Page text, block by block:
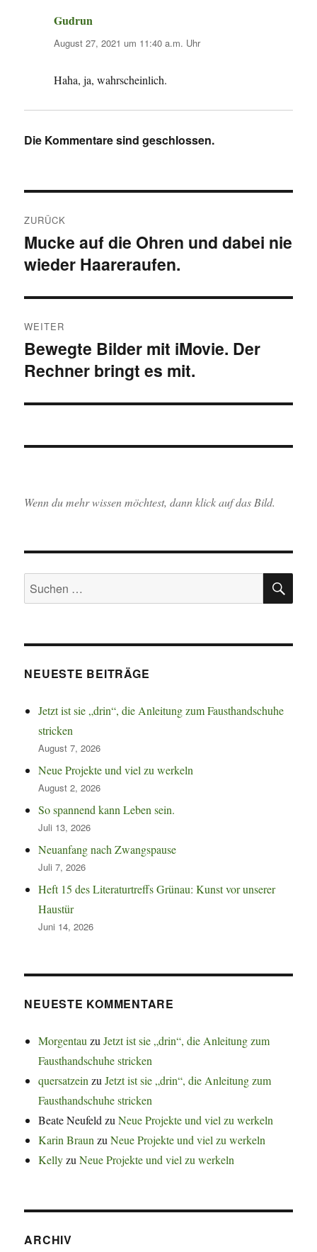
Gudrun
August 27, 2021 um 11:40 a.m. Uhr
Haha, ja, wahrscheinlich.
Die Kommentare sind geschlossen.
ZURÜCK
Vorheriger
Beitrag:
Mucke auf die Ohren und dabei nie
wieder Haareraufen.
WEITER
Nächster
Beitrag:
Bewegte Bilder mit iMovie. Der
Rechner bringt es mit.
Wenn du mehr wissen möchtest, dann klick auf das Bild.
Suchen
nach:
NEUESTE BEITRÄGE
Jetzt ist sie „drin“, die Anleitung zum Fausthandschuhe
stricken
August 7, 2026
Neue Projekte und viel zu werkeln
August 2, 2026
So spannend kann Leben sein.
Juli 13, 2026
Neuanfang nach Zwangspause
Juli 7, 2026
Heft 15 des Literaturtreffs Grünau: Kunst vor unserer
Haustür
Juni 14, 2026
NEUESTE KOMMENTARE
MorgentauzuJetzt ist sie „drin“, die Anleitung zum
Fausthandschuhe stricken
quersatzeinzuJetzt ist sie „drin“, die Anleitung zum
Fausthandschuhe stricken
Beate NeufeldzuNeue Projekte und viel zu werkeln
Karin BraunzuNeue Projekte und viel zu werkeln
KellyzuNeue Projekte und viel zu werkeln
ARCHIV